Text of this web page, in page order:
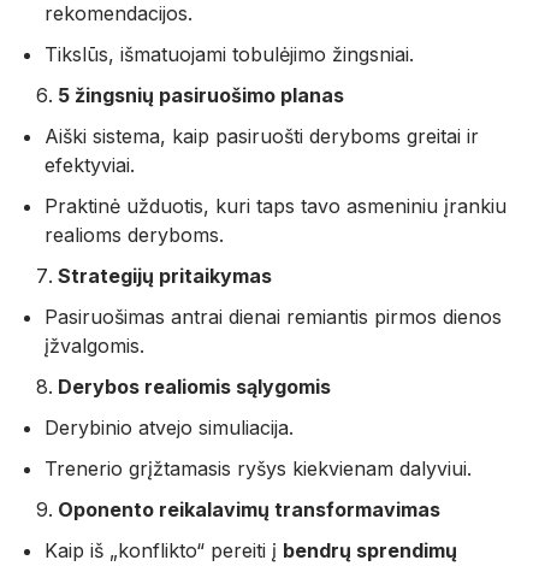
rekomendacijos.
Tikslūs, išmatuojami tobulėjimo žingsniai.
5 žingsnių pasiruošimo planas
Aiški sistema, kaip pasiruošti deryboms greitai ir
efektyviai.
Praktinė užduotis, kuri taps tavo asmeniniu įrankiu
realioms deryboms.
Strategijų pritaikymas
Pasiruošimas antrai dienai remiantis pirmos dienos
įžvalgomis.
Derybos realiomis sąlygomis
Derybinio atvejo simuliacija.
Trenerio grįžtamasis ryšys kiekvienam dalyviui.
Oponento reikalavimų transformavimas
Kaip iš „konflikto“ pereiti į bendrų sprendimų